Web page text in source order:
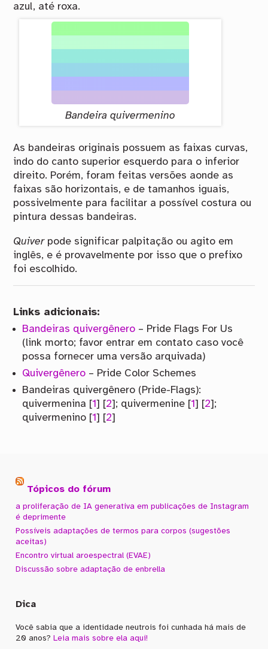
azul, até roxa.
Bandeira quivermenino
As bandeiras originais possuem as faixas curvas,
indo do canto superior esquerdo para o inferior
direito. Porém, foram feitas versões aonde as
faixas são horizontais, e de tamanhos iguais,
possivelmente para facilitar a possível costura ou
pintura dessas bandeiras.
Quiverpode significar palpitação ou agito em
inglês, e é provavelmente por isso que o prefixo
foi escolhido.
Links adicionais:
Bandeiras quivergênero – Pride Flags For Us
(link morto; favor entrar em contato caso você
possa fornecer uma versão arquivada)
Quivergênero – Pride Color Schemes
Bandeiras quivergênero (Pride-Flags):
quivermenina [1] [2]; quivermenine [1] [2];
quivermenino [1] [2]
Tópicos do fórum
a proliferação de IA generativa em publicações de Instagram
é deprimente
Possíveis adaptações de termos para corpos (sugestões
aceitas)
Encontro virtual aroespectral (EVAE)
Discussão sobre adaptação de enbrella
Dica
Você sabia que a identidade neutrois foi cunhada há mais de
20 anos? Leia mais sobre ela aqui!